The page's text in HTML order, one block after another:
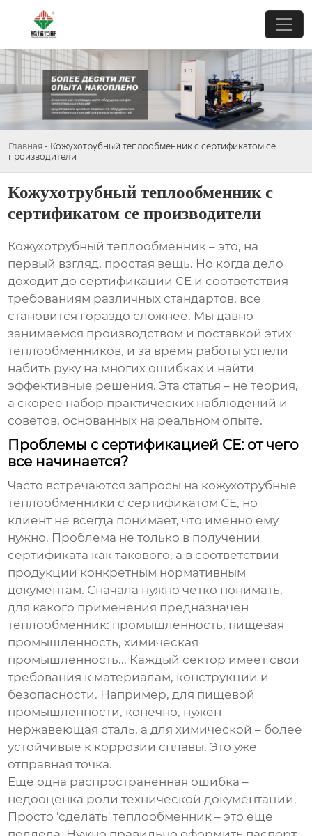
Главная - Кожухотрубный теплообменник с сертификатом ce
производители
Кожухотрубный теплообменник с
сертификатом ce производители
Кожухотрубный теплообменник – это, на
первый взгляд, простая вещь. Но когда дело
доходит до сертификации CE и соответствия
требованиям различных стандартов, все
становится гораздо сложнее. Мы давно
занимаемся производством и поставкой этих
теплообменников, и за время работы успели
набить руку на многих ошибках и найти
эффективные решения. Эта статья – не теория,
а скорее набор практических наблюдений и
советов, основанных на реальном опыте.
Проблемы с сертификацией CE: от чего
все начинается?
Часто встречаются запросы на кожухотрубные
теплообменники с сертификатом CE, но
клиент не всегда понимает, что именно ему
нужно. Проблема не только в получении
сертификата как такового, а в соответствии
продукции конкретным нормативным
документам. Сначала нужно четко понимать,
для какого применения предназначен
теплообменник: промышленность, пищевая
промышленность, химическая
промышленность... Каждый сектор имеет свои
требования к материалам, конструкции и
безопасности. Например, для пищевой
промышленности, конечно, нужен
нержавеющая сталь, а для химической – более
устойчивые к коррозии сплавы. Это уже
отправная точка.
Еще одна распространенная ошибка –
недооценка роли технической документации.
Просто 'сделать' теплообменник – это еще